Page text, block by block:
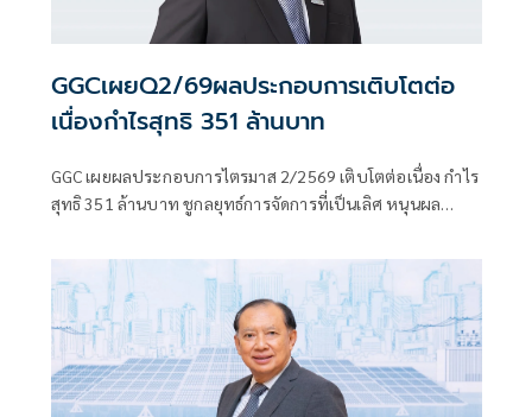
GGCเผยQ2/69ผลประกอบการเติบโตต่อ
เนื่องกำไรสุทธิ 351 ล้านบาท
GGC เผยผลประกอบการไตรมาส 2/2569 เติบโตต่อเนื่อง กำไร
สุทธิ 351 ล้านบาท ชูกลยุทธ์การจัดการที่เป็นเลิศ หนุนผล
ระดับโลก